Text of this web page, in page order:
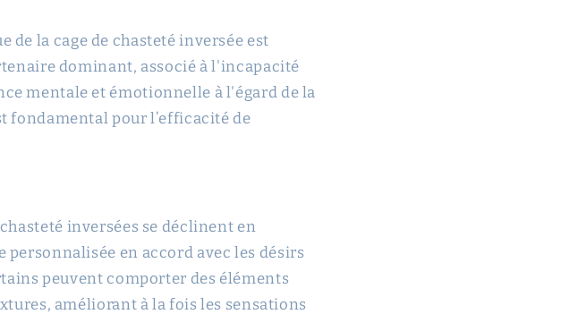
de la cage de chasteté inversée est
dominant, associé à l'incapacité
mentale et émotionnelle à l'égard de la
fondamental pour l’efficacité de
chasteté inversées se déclinent en
en accord avec les désirs
peuvent comporter des éléments
améliorant à la fois les sensations